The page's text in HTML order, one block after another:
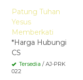
Patung Tuhan
Yesus
Memberkati
*Harga Hubungi
CS
Tersedia / AJ-PRK
022